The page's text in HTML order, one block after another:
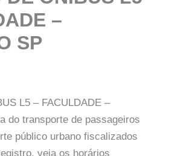
–
SP
L5 – FACULDADE –
do transporte de passageiros
público urbano fiscalizados
veja os horários